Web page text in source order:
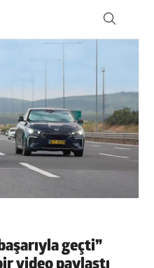
geçti”
video paylaştı